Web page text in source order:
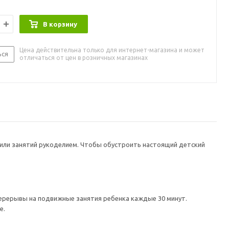
В корзину
Цена действительна только для интернет-магазина и может
отличаться от цен в розничных магазинах
занятий рукоделием. Чтобы обустроить настоящий детский
на подвижные занятия ребенка каждые 30 минут.